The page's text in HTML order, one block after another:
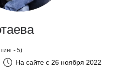
- 5)
На сайте с 26 ноября 2022